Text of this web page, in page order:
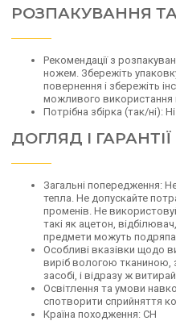
РОЗПАКУВАННЯ
Рекомендації з
ножем. Збережіть
повернення і збережіть
можливого використання
Потрібна збірка (так/ні): Ні
ДОГЛЯД І ГАРАНТІЇ
Загальні попередження:
тепла. Не допускайте
променів. Не
такі як ацетон,
предмети можуть
Особливі вказівки щодо
виріб вологою
засобі, і відразу ж
Освітлення та умови
спотворити сприйняття
Країна походження: СН